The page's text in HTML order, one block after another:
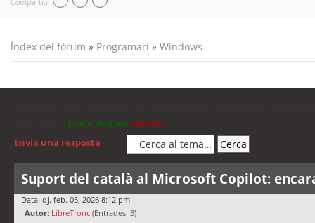
Índex del fòrum » Programari » Windows
jordis Andreu cubells
Envia una resposta
Suport del català al Microsoft Copilot:
Data: dj. feb. 05, 2026 8:12 pm
Autor: LibreTronc (Entrades: 3)